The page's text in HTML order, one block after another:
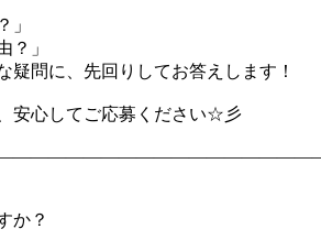
」
？」
疑問に、先回りしてお答えします！
安心してご応募ください☆彡
か？